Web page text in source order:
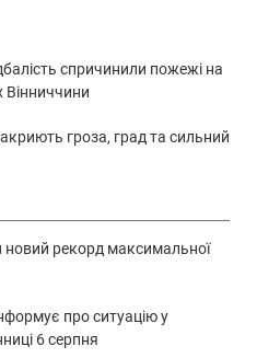
спричинили пожежі на
Вінниччини
гроза, град та сильний
новий рекорд максимальної
про ситуацію у
6 серпня